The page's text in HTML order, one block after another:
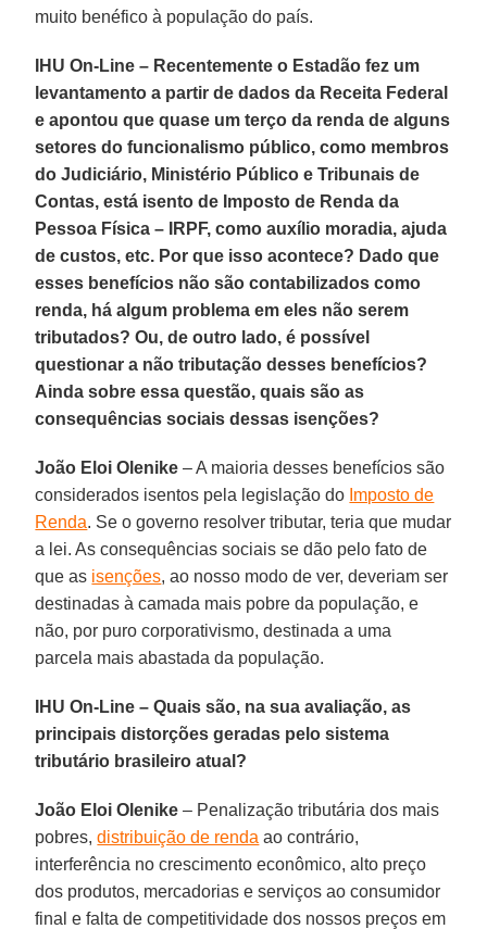
muito benéfico à população do país.
IHU On-Line – Recentemente o Estadão fez um
levantamento a partir de dados da Receita Federal
e apontou que quase um terço da renda de alguns
setores do funcionalismo público, como membros
do Judiciário, Ministério Público e Tribunais de
Contas, está isento de Imposto de Renda da
Pessoa Física – IRPF, como auxílio moradia, ajuda
de custos, etc. Por que isso acontece? Dado que
esses benefícios não são contabilizados como
renda, há algum problema em eles não serem
tributados? Ou, de outro lado, é possível
questionar a não tributação desses benefícios?
Ainda sobre essa questão, quais são as
consequências sociais dessas isenções?
João Eloi Olenike – A maioria desses benefícios são
considerados isentos pela legislação do Imposto de
Renda. Se o governo resolver tributar, teria que mudar
a lei. As consequências sociais se dão pelo fato de
que as isenções, ao nosso modo de ver, deveriam ser
destinadas à camada mais pobre da população, e
não, por puro corporativismo, destinada a uma
parcela mais abastada da população.
IHU On-Line – Quais são, na sua avaliação, as
principais distorções geradas pelo sistema
tributário brasileiro atual?
João Eloi Olenike – Penalização tributária dos mais
pobres,distribuição de renda ao contrário,
interferência no crescimento econômico, alto preço
dos produtos, mercadorias e serviços ao consumidor
final e falta de competitividade dos nossos preços em